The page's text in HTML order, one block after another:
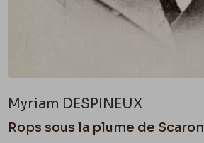
Myriam DESPINEUX
Rops sous la plume de Scaron